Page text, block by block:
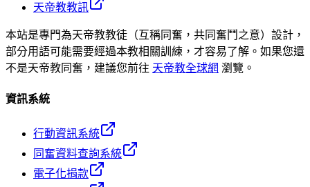
天帝教教訊
本站是專門為天帝教教徒（互稱同奮，共同奮鬥之意）設計，
部分用語可能需要經過本教相關訓練，才容易了解。如果您還
不是天帝教同奮，建議您前往 天帝教全球網 瀏覽。
資訊系統
行動資訊系統
同奮資料查詢系統
電子化捐款